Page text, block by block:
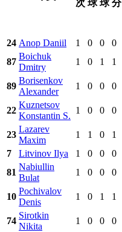
次 球 球 分
24 Anop Daniil 1 0 0 0
87
Boichuk
Dmitry
1 0 1 1
89
Borisenkov
Alexander
1 0 0 0
22
Kuznetsov
Konstantin S.
1 0 0 0
23
Lazarev
Maxim
1 1 0 1
7
Litvinov Ilya 1 0 0 0
81
Nabiullin
Bulat
1 0 0 0
10
Pochivalov
Denis
1 0 1 1
74
Sirotkin
Nikita
1 0 0 0